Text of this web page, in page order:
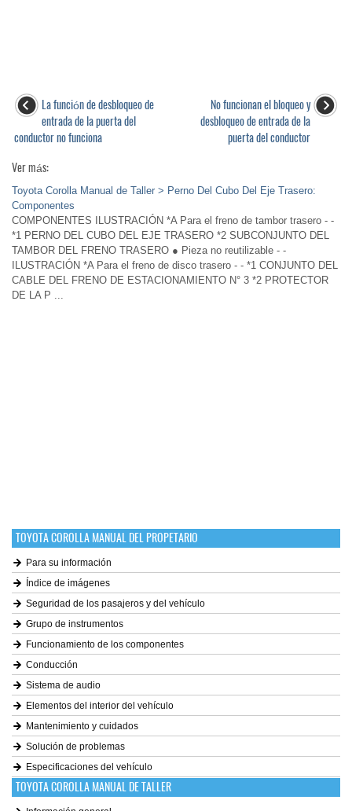
La función de desbloqueo de
entrada de la puerta del
conductor no funciona
No funcionan el bloqueo y
desbloqueo de entrada de la
puerta del conductor
Ver más:
Toyota Corolla Manual de Taller > Perno Del Cubo Del Eje Trasero:
Componentes
COMPONENTES ILUSTRACIÓN *A Para el freno de tambor trasero - -
*1 PERNO DEL CUBO DEL EJE TRASERO *2 SUBCONJUNTO DEL
TAMBOR DEL FRENO TRASERO ● Pieza no reutilizable - -
ILUSTRACIÓN *A Para el freno de disco trasero - - *1 CONJUNTO DEL
CABLE DEL FRENO DE ESTACIONAMIENTO N° 3 *2 PROTECTOR
DE LA P ...
TOYOTA COROLLA MANUAL DEL PROPETARIO
Para su información
Índice de imágenes
Seguridad de los pasajeros y del vehículo
Grupo de instrumentos
Funcionamiento de los componentes
Conducción
Sistema de audio
Elementos del interior del vehículo
Mantenimiento y cuidados
Solución de problemas
Especificaciones del vehículo
TOYOTA COROLLA MANUAL DE TALLER